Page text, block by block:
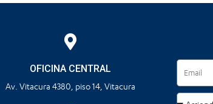
OFICINA CENTRAL
Av. Vitacura 4380, piso 14, Vitacura